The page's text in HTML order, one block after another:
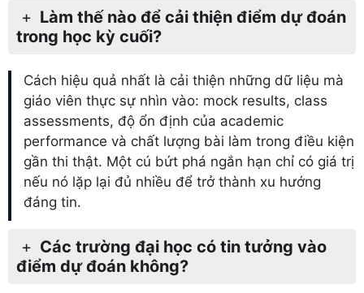
Làm thế nào để cải thiện điểm dự đoán
trong học kỳ cuối?
Cách hiệu quả nhất là cải thiện những dữ liệu mà
giáo viên thực sự nhìn vào: mock results, class
assessments, độ ổn định của academic
performance và chất lượng bài làm trong điều kiện
gần thi thật. Một cú bứt phá ngắn hạn chỉ có giá trị
nếu nó lặp lại đủ nhiều để trở thành xu hướng
đáng tin.
Các trường đại học có tin tưởng vào
điểm dự đoán không?